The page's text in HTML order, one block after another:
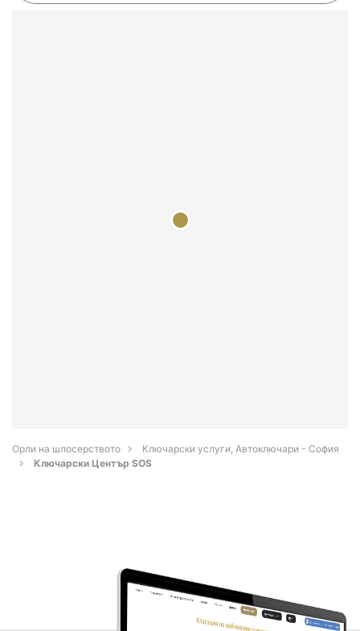
Орли на шлосерството
Ключарски услуги, Автоключари - София
Ключарски Център SOS